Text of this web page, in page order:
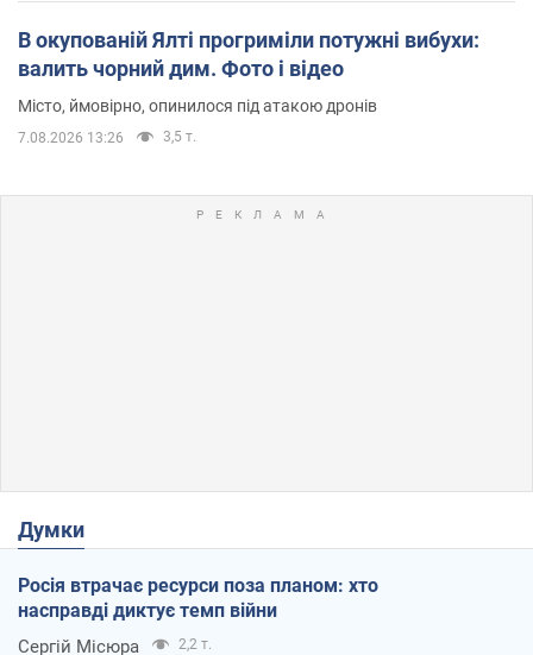
В окупованій Ялті прогриміли потужні вибухи:
валить чорний дим. Фото і відео
Місто, ймовірно, опинилося під атакою дронів
7.08.2026 13:26 3,5 т.
Думки
Росія втрачає ресурси поза планом: хто
насправді диктує темп війни
Сергій Місюра 2,2 т.